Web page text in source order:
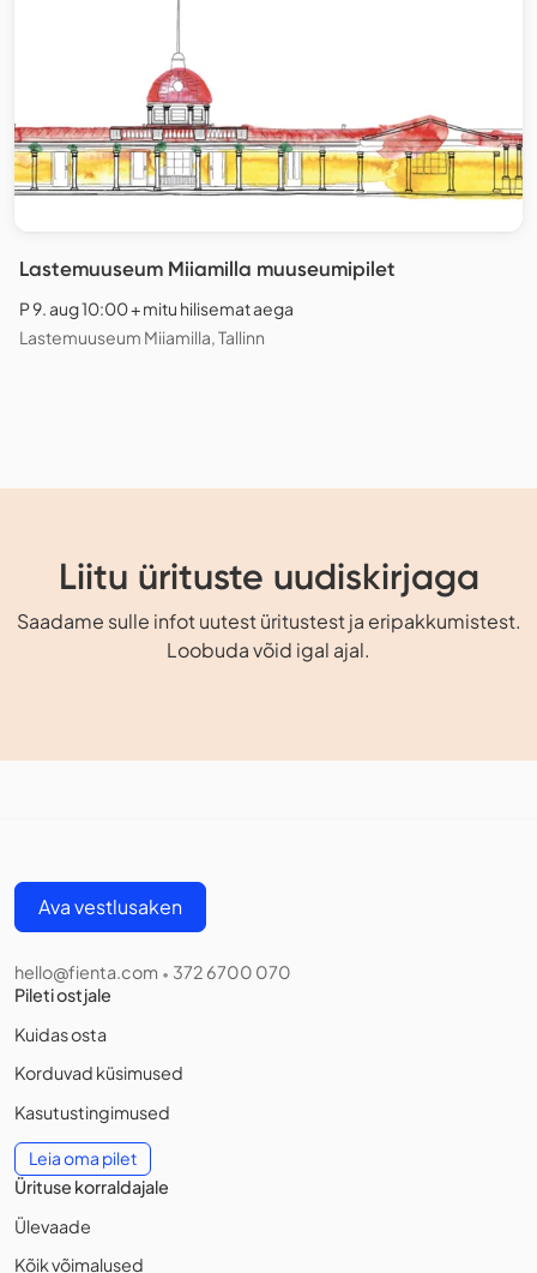
Lastemuuseum Miiamilla muuseumipilet
P 9. aug 10:00 + mitu hilisemat aega
Lastemuuseum Miiamilla, Tallinn
Liitu ürituste uudiskirjaga
Saadame sulle infot uutest üritustest ja eripakkumistest.
Loobuda võid igal ajal.
Ava vestlusaken
hello@fienta.com • 372 6700 070
Pileti ostjale
Kuidas osta
Korduvad küsimused
Kasutustingimused
Leia oma pilet
Ürituse korraldajale
Ülevaade
Kõik võimalused